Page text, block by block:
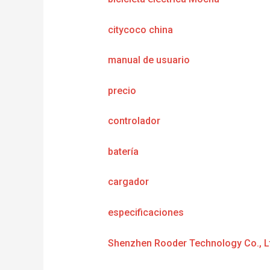
citycoco china
manual de usuario
precio
controlador
batería
cargador
especificaciones
Shenzhen Rooder Technology Co.,